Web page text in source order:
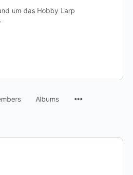
um das Hobby Larp
Albums